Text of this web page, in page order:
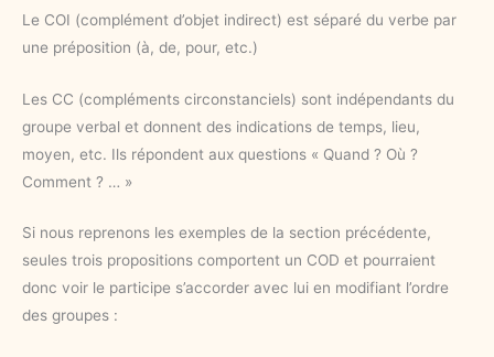
Le COI (complément d’objet indirect) est séparé du verbe par
une préposition (à, de, pour, etc.)
Les CC (compléments circonstanciels) sont indépendants du
groupe verbal et donnent des indications de temps, lieu,
moyen, etc. Ils répondent aux questions « Quand ? Où ?
Comment ? … »
Si nous reprenons les exemples de la section précédente,
seules trois propositions comportent un COD et pourraient
donc voir le participe s’accorder avec lui en modifiant l’ordre
des groupes :